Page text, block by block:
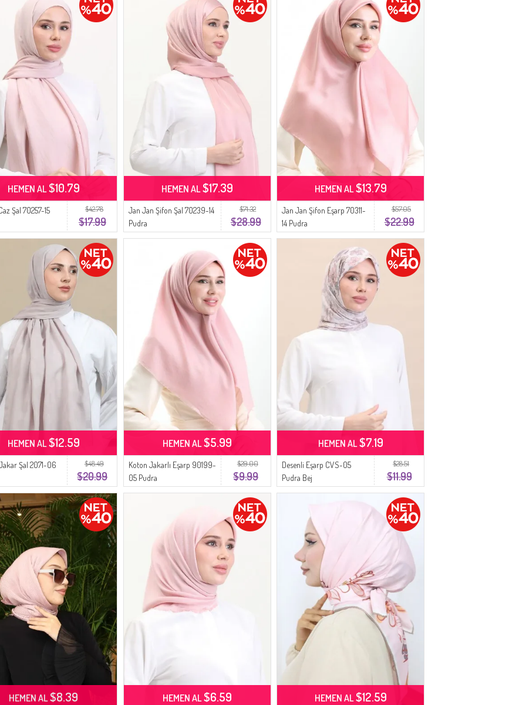
$42.78
$17.99
Şal 70257-15
HEMEN AL$10.79
$71.32
$28.99
Jan Jan Şifon Şal 70239-14
Pudra
HEMEN AL$17.39
$57.05
$22.99
Jan Jan Şifon Eşarp 70311-
14 Pudra
HEMEN AL$13.79
$48.49
$20.99
Şal 2071-06
HEMEN AL$12.59
$29.00
$9.99
Koton Jakarlı Eşarp 90199-
05 Pudra
HEMEN AL$5.99
$28.51
$11.99
Desenli Eşarp CVS-05
Pudra Bej
HEMEN AL$7.19
HEMEN AL$8.39 HEMEN AL$6.59 HEMEN AL$12.59